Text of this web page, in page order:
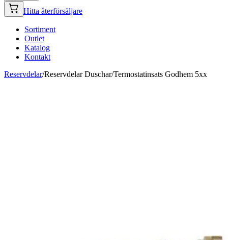
Hitta återförsäljare
Sortiment
Outlet
Katalog
Kontakt
Reservdelar/Reservdelar Duschar/Termostatinsats Godhem 5xx